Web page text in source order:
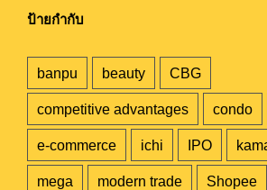
ป้ายกำกับ
banpu beauty CBG
competitive advantages condo
e-commerce ichi IPO
mega modern trade Shopee